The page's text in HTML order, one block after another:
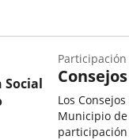
Social
Los
Municipio
Participación